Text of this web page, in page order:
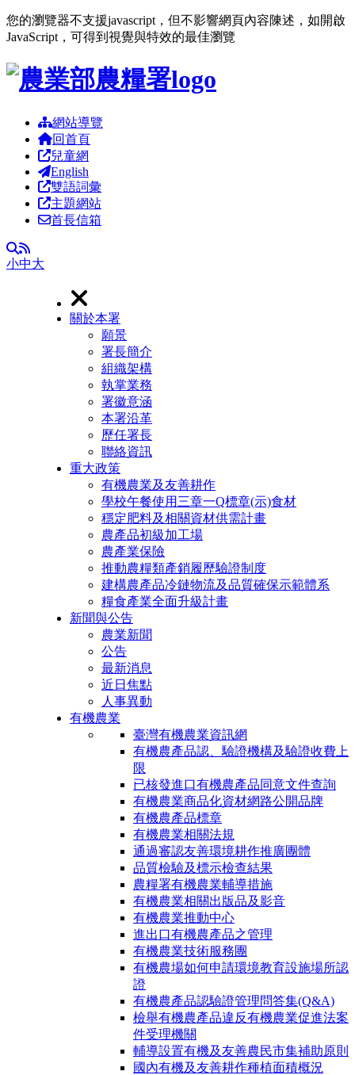
您的瀏覽器不支援javascript，但不影響網頁內容陳述，如開啟
JavaScript，可得到視覺與特效的最佳瀏覽
跳到主要內容區塊
網站導覽
回首頁
兒童網
English
雙語詞彙
主題網站
首長信箱
全文檢索
RSS
小中大
關於本署
願景
署長簡介
組織架構
執掌業務
署徽意涵
本署沿革
歷任署長
聯絡資訊
重大政策
有機農業及友善耕作
學校午餐使用三章一Q標章(示)食材
穩定肥料及相關資材供需計畫
農產品初級加工場
農產業保險
推動農糧類產銷履歷驗證制度
建構農產品冷鏈物流及品質確保示範體系
糧食產業全面升級計畫
新聞與公告
農業新聞
公告
最新消息
近日焦點
人事異動
有機農業
臺灣有機農業資訊網
有機農產品認、驗證機構及驗證收費上
限
已核發進口有機農產品同意文件查詢
有機農業商品化資材網路公開品牌
有機農產品標章
有機農業相關法規
通過審認友善環境耕作推廣團體
品質檢驗及標示檢查結果
農糧署有機農業輔導措施
有機農業相關出版品及影音
有機農業推動中心
進出口有機農產品之管理
有機農業技術服務團
有機農場如何申請環境教育設施場所認
證
有機農產品認驗證管理問答集(Q&A)
檢舉有機農產品違反有機農業促進法案
件受理機關
輔導設置有機及友善農民市集補助原則
國內有機及友善耕作種植面積概況